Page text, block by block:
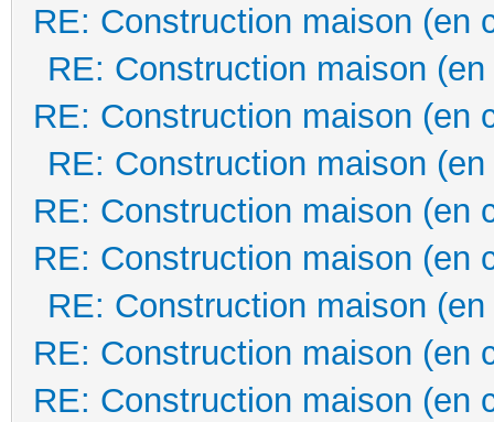
RE: Construction maison (en
RE: Construction maison
RE: Construction maison (en
RE: Construction maison
RE: Construction maison (en
RE: Construction maison (en
RE: Construction maison
RE: Construction maison (en
RE: Construction maison (en